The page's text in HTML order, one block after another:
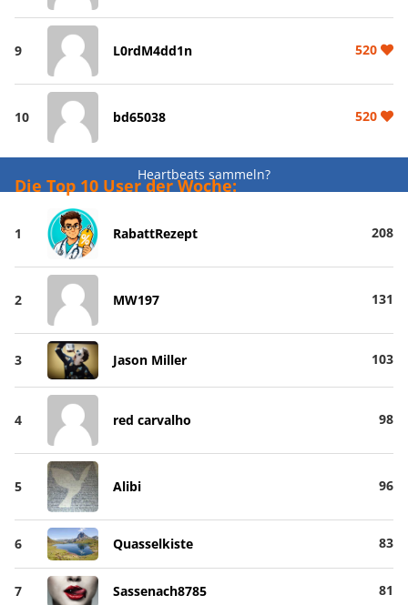
9 L0rdM4dd1n 520
10 bd65038 520
Heartbeats sammeln?
Die Top 10 User der Woche:
1 RabattRezept 208
2 MW197 131
3 Jason Miller 103
4 red carvalho 98
5 Alibi 96
6 Quasselkiste 83
7 Sassenach8785 81